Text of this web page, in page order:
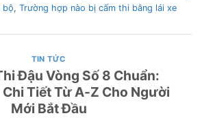
bộ, Trường hợp nào bị cấm thi bằng lái xe
TIN TỨC
Đậu Vòng Số 8 Chuẩn:
Tiết Từ A-Z Cho Người
Mới Bắt Đầu